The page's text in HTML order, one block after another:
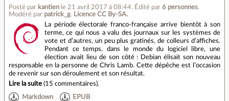
Posté par kantien le 21 avril 2017 à 08:44. Édité par 6 personnes.
Modéré par patrick_g. Licence CC By‑SA.
La période électorale franco‐française arrive bientôt à son
terme, ce qui nous a valu des journaux sur les systèmes de
vote et d’autres, un peu plus gratinés, de colleurs d’affiches.
Pendant ce temps, dans le monde du logiciel libre, une
élection avait lieu de son côté : Debian élisait son nouveau
responsable en la personne de Chris Lamb. Cette dépêche est l’occasion
de revenir sur son déroulement et son résultat.
Lire la suite (15 commentaires).
Markdown EPUB